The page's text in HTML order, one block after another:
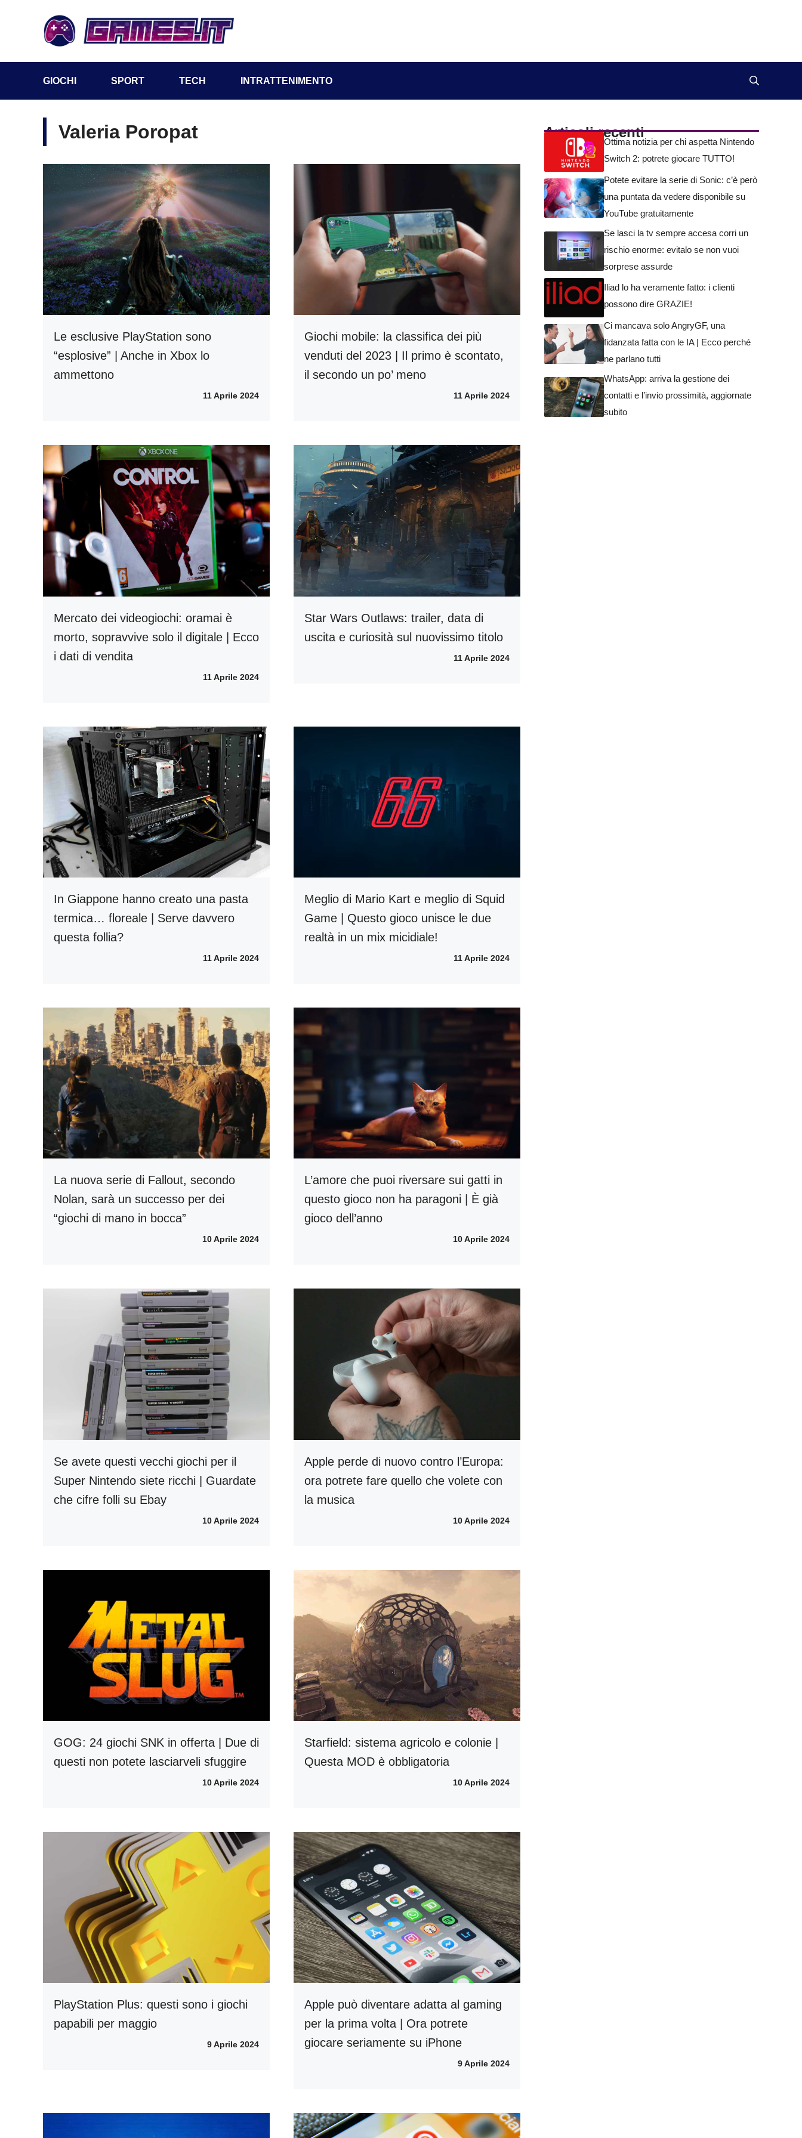
GIOCHI SPORT TECH INTRATTENIMENTO
Valeria Poropat
Le esclusive PlayStation sono
“esplosive” | Anche in Xbox lo
ammettono
11 Aprile 2024
Giochi mobile: la classifica dei più
venduti del 2023 | Il primo è scontato,
il secondo un po’ meno
11 Aprile 2024
Mercato dei videogiochi: oramai è
morto, sopravvive solo il digitale | Ecco
i dati di vendita
11 Aprile 2024
Star Wars Outlaws: trailer, data di
uscita e curiosità sul nuovissimo titolo
11 Aprile 2024
In Giappone hanno creato una pasta
termica… floreale | Serve davvero
questa follia?
11 Aprile 2024
Meglio di Mario Kart e meglio di Squid
Game | Questo gioco unisce le due
realtà in un mix micidiale!
11 Aprile 2024
La nuova serie di Fallout, secondo
Nolan, sarà un successo per dei
“giochi di mano in bocca”
10 Aprile 2024
L’amore che puoi riversare sui gatti in
questo gioco non ha paragoni | È già
gioco dell’anno
10 Aprile 2024
Se avete questi vecchi giochi per il
Super Nintendo siete ricchi | Guardate
che cifre folli su Ebay
10 Aprile 2024
Apple perde di nuovo contro l’Europa:
ora potrete fare quello che volete con
la musica
10 Aprile 2024
GOG: 24 giochi SNK in offerta | Due di
questi non potete lasciarveli sfuggire
10 Aprile 2024
Starfield: sistema agricolo e colonie |
Questa MOD è obbligatoria
10 Aprile 2024
PlayStation Plus: questi sono i giochi
papabili per maggio
9 Aprile 2024
Apple può diventare adatta al gaming
per la prima volta | Ora potrete
giocare seriamente su iPhone
9 Aprile 2024
Articoli recenti
Ottima notizia per chi aspetta Nintendo
Switch 2: potrete giocare TUTTO!
Potete evitare la serie di Sonic: c’è però
una puntata da vedere disponibile su
YouTube gratuitamente
Se lasci la tv sempre accesa corri un
rischio enorme: evitalo se non vuoi
sorprese assurde
Iliad lo ha veramente fatto: i clienti
possono dire GRAZIE!
Ci mancava solo AngryGF, una
fidanzata fatta con le IA | Ecco perché
ne parlano tutti
WhatsApp: arriva la gestione dei
contatti e l’invio prossimità, aggiornate
subito